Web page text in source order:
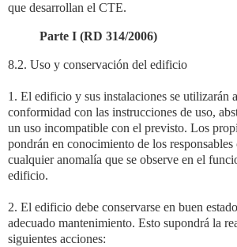
que desarrollan el CTE.
Parte I (RD 314/2006)
8.2. Uso y conservación del edificio
1. El edificio y sus instalaciones se utilizarán
conformidad con las instrucciones de uso,
un uso incompatible con el previsto. Los
pondrán en conocimiento de los
cualquier anomalía que se observe en el
edificio.
2. El edificio debe conservarse en buen
adecuado mantenimiento. Esto supondrá la
siguientes acciones: